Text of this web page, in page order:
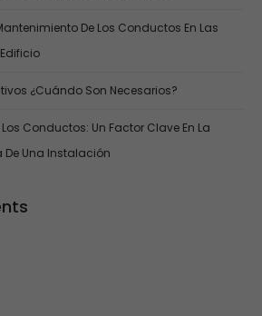
De Los Conductos En Las
¿cuándo Son Necesarios?
Conductos: Un Factor Clave En La
De Una Instalación